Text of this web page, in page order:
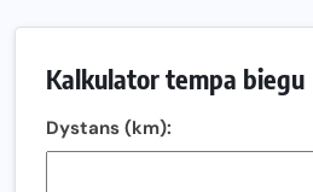
Największy Bieg Powstania
Ponad 12 tysięcy uczestników
Kalkulator tempa biegu
Dystans (km):